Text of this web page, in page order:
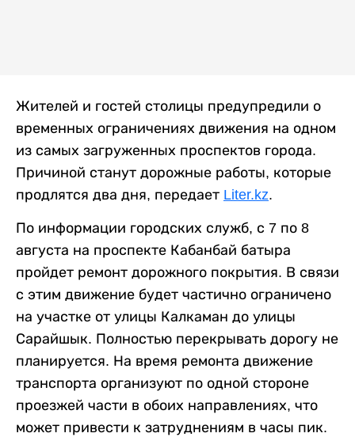
Жителей и гостей столицы предупредили о
временных ограничениях движения на одном
из самых загруженных проспектов города.
Причиной станут дорожные работы, которые
продлятся два дня, передает Liter.kz.
По информации городских служб, с 7 по 8
августа на проспекте Кабанбай батыра
пройдет ремонт дорожного покрытия. В связи
с этим движение будет частично ограничено
на участке от улицы Калкаман до улицы
Сарайшык. Полностью перекрывать дорогу не
планируется. На время ремонта движение
транспорта организуют по одной стороне
проезжей части в обоих направлениях, что
может привести к затруднениям в часы пик.